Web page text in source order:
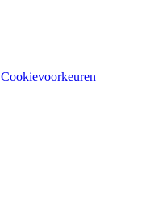
Cookievoorkeuren